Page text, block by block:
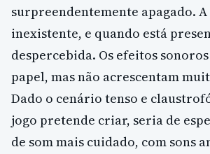
surpreendentemente apagado. A
inexistente, e quando está
despercebida. Os efeitos
papel, mas não acrescentam
Dado o cenário tenso e
jogo pretende criar, seria de
de som mais cuidado, com sons